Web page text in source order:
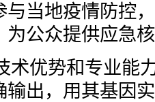
与当地疫情防控
为公众提供应急
术优势和专业能
输出，用其基因